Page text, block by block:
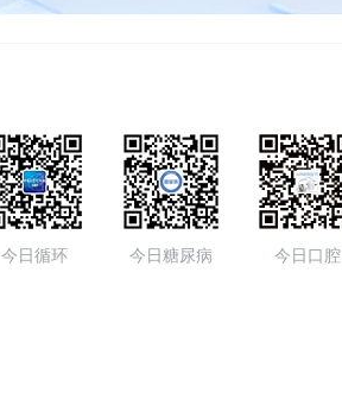
今日循环 今日糖尿病 今日口腔